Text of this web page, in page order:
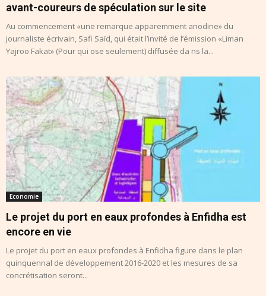
avant-coureurs de spéculation sur le site
Au commencement «une remarque apparemment anodine» du
journaliste écrivain, Safi Saïd, qui était l’invité de l’émission «Liman
Yajroo Fakat» (Pour qui ose seulement) diffusée da ns la...
Economie
Le projet du port en eaux profondes à Enfidha est
encore en vie
Le projet du port en eaux profondes à Enfidha figure dans le plan
quinquennal de développement 2016-2020 et les mesures de sa
concrétisation seront...